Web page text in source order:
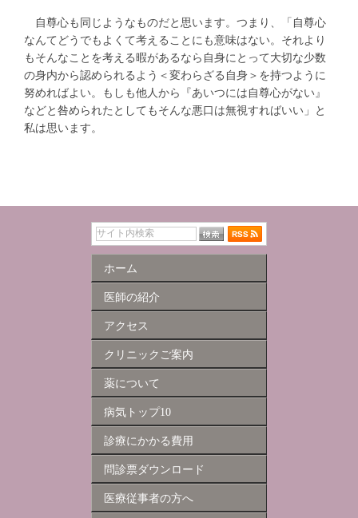
自尊心も同じようなものだと思います。つまり、「自尊心
なんてどうでもよくて考えることにも意味はない。それより
もそんなことを考える暇があるなら自身にとって大切な少数
の身内から認められるよう＜変わらざる自身＞を持つように
努めればよい。もしも他人から『あいつには自尊心がない』
などと咎められたとしてもそんな悪口は無視すればいい」と
私は思います。
ホーム
医師の紹介
アクセス
クリニックご案内
薬について
病気トップ10
診療にかかる費用
問診票ダウンロード
医療従事者の方へ